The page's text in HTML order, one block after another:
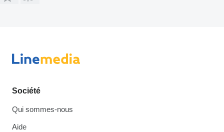
Société
Qui sommes-nous
Aide